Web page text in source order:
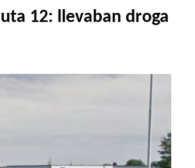
12: llevaban droga